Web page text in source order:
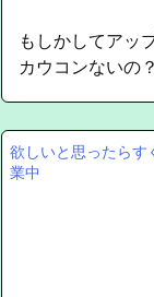
もしかしてアッ
カウコンないの
欲しいと思ったら
業中